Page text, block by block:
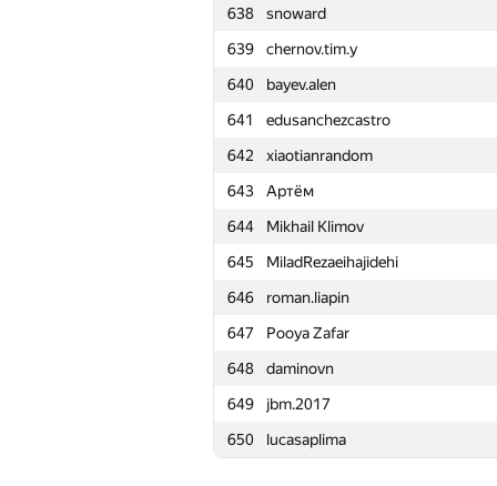
638
snoward
639
chernov.tim.y
640
bayev.alen
641
edusanchezcastro
642
xiaotianrandom
643
Артём
644
Mikhail Klimov
645
MiladRezaeihajidehi
646
roman.liapin
647
Pooya Zafar
648
daminovn
649
jbm.2017
650
lucasaplima
615
r.mikhniuk
616
likecs
617
d.zakharov
618
yagaforever
619
Motarack
620
strokovghost
621
oleg.vallas
622
dragoon6
623
freepvps0
624
azukun
625
Maksim
626
vasiliev.dsd
627
Sylar95